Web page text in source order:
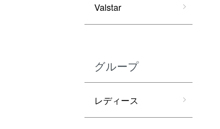
Valstar
グループ
レディース